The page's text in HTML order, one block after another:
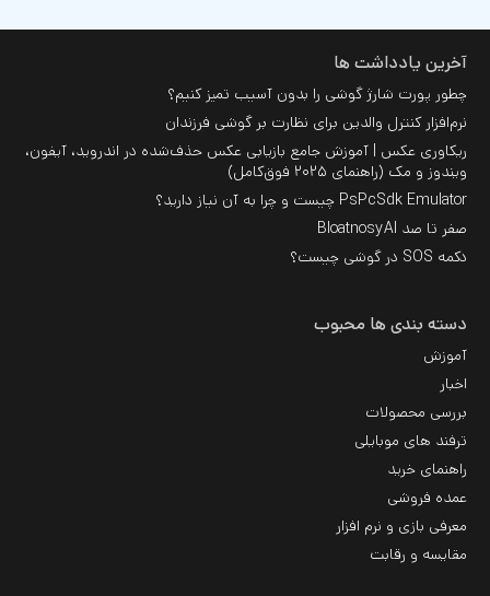
آخرین یادداشت ها
چطور پورت شارژ گوشی را بدون آسیب تمیز کنیم؟
نرم‌افزار کنترل والدین برای نظارت بر گوشی فرزندان
ریکاوری عکس | آموزش جامع بازیابی عکس حذف‌شده در اندروید، آیفون،
ویندوز و مک (راهنمای ۲۰۲۵ فوق‌کامل)
PsPcSdk Emulator چیست و چرا به آن نیاز دارید؟
صفر تا صد BloatnosyAI
دکمه SOS در گوشی چیست؟
دسته بندی ها محبوب
آموزش
اخبار
بررسی محصولات
ترفند های موبایلی
راهنمای خرید
عمده فروشی
معرفی بازی و نرم افزار
مقایسه و رقابت